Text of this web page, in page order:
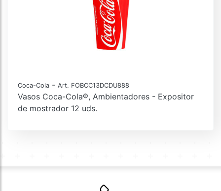
Coca-Cola - Art. FOBCC13DCDU888
Vasos Coca-Cola®, Ambientadores - Expositor
de mostrador 12 uds.